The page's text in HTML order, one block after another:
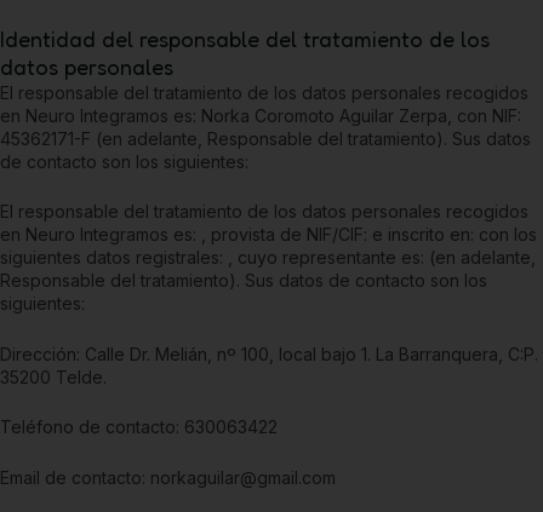
Identidad del responsable del tratamiento de los
datos personales
El responsable del tratamiento de los datos personales recogidos
en Neuro Integramos es: Norka Coromoto Aguilar Zerpa , con NIF:
45362171-F (en adelante, Responsable del tratamiento). Sus datos
de contacto son los siguientes:
El responsable del tratamiento de los datos personales recogidos
en Neuro Integramos es: , provista de NIF/CIF: e inscrito en: con los
siguientes datos registrales: , cuyo representante es: (en adelante,
Responsable del tratamiento). Sus datos de contacto son los
siguientes:
Dirección: Calle Dr. Melián, nº 100, local bajo 1. La Barranquera, C:P.
35200 Telde.
Teléfono de contacto: 630063422
Email de contacto: norkaguilar@gmail.com